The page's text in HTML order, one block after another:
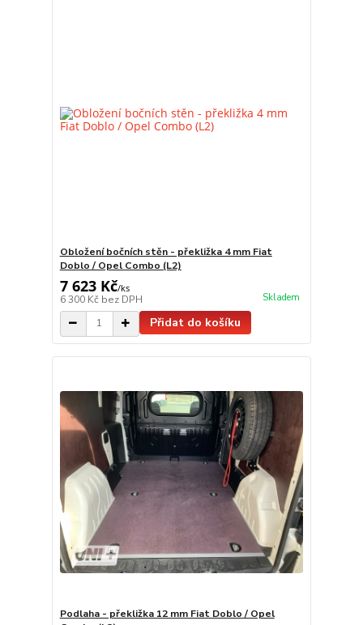
Obložení bočních stěn - překližka 4 mm Fiat
Doblo / Opel Combo (L2)
7 623 Kč/ks
6 300 Kč bez DPH Skladem
Přidat do košíku
Podlaha - překližka 12 mm Fiat Doblo / Opel